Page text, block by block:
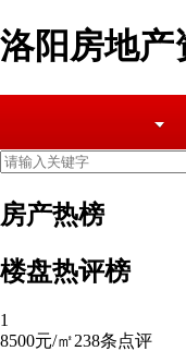
洛阳房地产
房产热榜
楼盘热评榜
1
8500元/㎡238条点评